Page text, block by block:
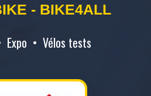
- BIKE4ALL
Expo • Vélos tests